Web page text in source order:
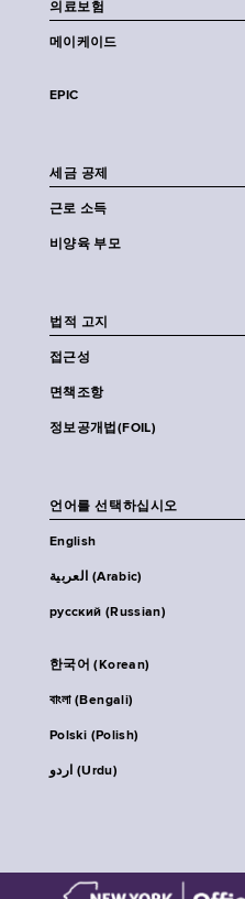
의료보험
메이케이드
EPIC
세금 공제
근로 소득
비양육 부모
법적 고지
접근성
면책조항
정보공개법(FOIL)
언어를 선택하십시오
English
العربية (Arabic)
русский (Russian)
한국어 (Korean)
বাংলা (Bengali)
Polski (Polish)
اردو (Urdu)